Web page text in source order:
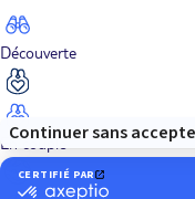
Découverte
En couple